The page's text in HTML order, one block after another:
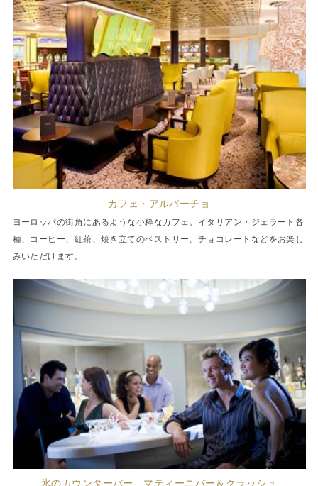
カフェ・アルバーチョ
ヨーロッパの街角にあるような小粋なカフェ。イタリアン・ジェラート各
種、コーヒー、紅茶、焼き立てのペストリー、チョコレートなどをお楽し
みいただけます。
氷のカウンターバー マティーニバー＆クラッシュ